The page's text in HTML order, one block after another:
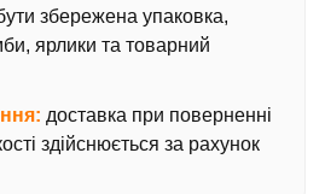
збережена упаковка,
ярлики та товарний
доставка при поверненні
здійснюється за рахунок